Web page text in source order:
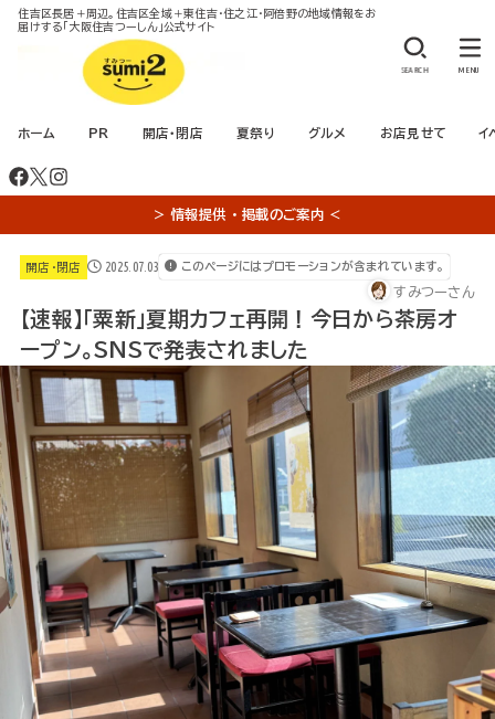
住吉区長居＋周辺。住吉区全域＋東住吉・住之江・阿倍野の地域情報をお
届けする「大阪住吉つーしん」公式サイト
ホーム PR 開店・閉店 夏祭り グルメ お店見せて イ
SEARCH MENU
＞ 情報提供 ・ 掲載のご案内 ＜
開店・閉店 2025.07.03 このページにはプロモーションが含まれています。
すみつーさん
【速報】「粟新」夏期カフェ再開！今日から茶房オ
ープン。SNSで発表されました